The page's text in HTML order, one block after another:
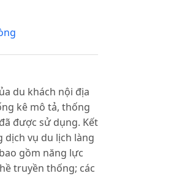
du khách nội địa
kê mô tả, thống
được sử dụng. Kết
dịch vụ du lịch làng
gồm năng lực
truyền thống; các